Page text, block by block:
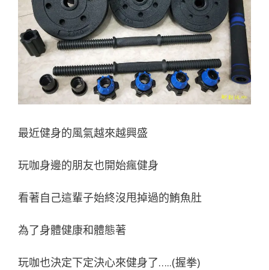
最近健身的風氣越來越興盛
玩咖身邊的朋友也開始瘋健身
看著自己這輩子始終沒甩掉過的鮪魚肚
為了身體健康和體態著
玩咖也決定下定決心來健身了…..(握拳)